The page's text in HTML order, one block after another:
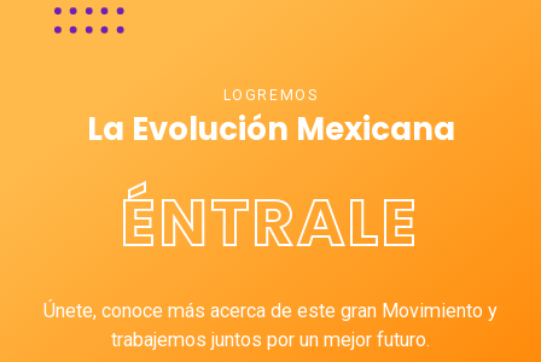
LOGREMOS
La Evolución Mexicana
ÉNTRALE
Únete, conoce más acerca de este gran Movimiento y
trabajemos juntos por un mejor futuro.